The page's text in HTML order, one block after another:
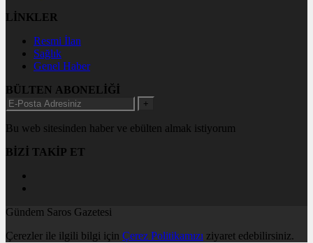
LİNKLER
Resmi İlan
Sağlık
Genel Haber
BÜLTEN ABONELİĞİ
+
Bu web sitesinden haber ve ebülten almak istiyorum
BİZİ TAKİP ET
Gündem Saros Gazetesi
Çerezler ile ilgili bilgi için Çerez Politikamızı ziyaret edebilirsiniz.